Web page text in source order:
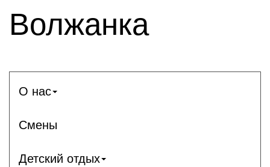
Волжанка
О нас
Смены
Детский отдых